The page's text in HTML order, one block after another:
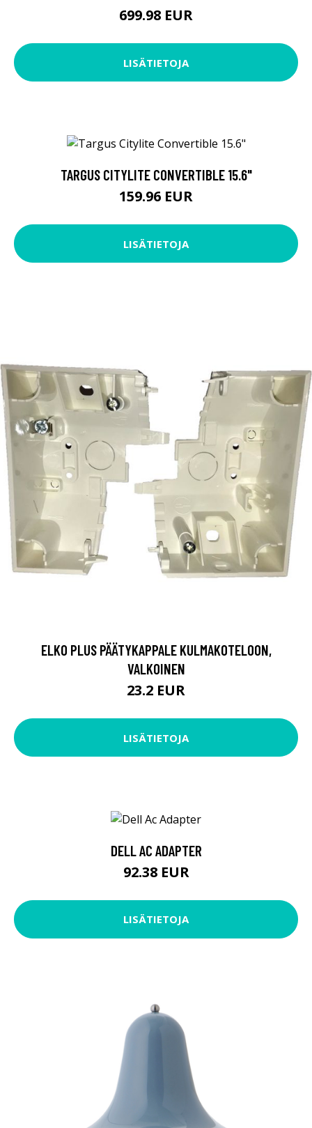
699.98 EUR
LISÄTIETOJA
TARGUS CITYLITE CONVERTIBLE 15.6"
159.96 EUR
LISÄTIETOJA
ELKO PLUS PÄÄTYKAPPALE KULMAKOTELOON,
VALKOINEN
23.2 EUR
LISÄTIETOJA
DELL AC ADAPTER
92.38 EUR
LISÄTIETOJA